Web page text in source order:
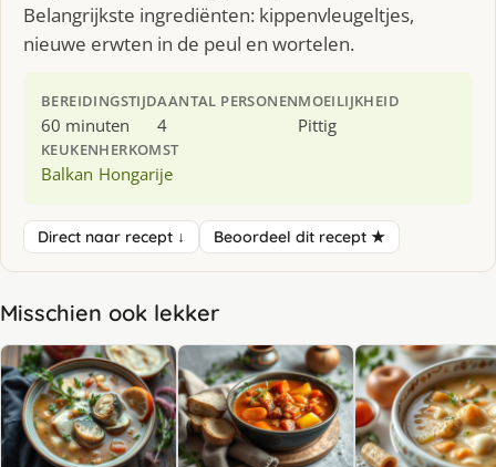
Belangrijkste ingrediënten: kippenvleugeltjes,
nieuwe erwten in de peul en wortelen.
BEREIDINGSTIJD
60 minuten
AANTAL PERSONEN
4
MOEILIJKHEID
Pittig
KEUKEN
Balkan
HERKOMST
Hongarije
Direct naar recept ↓ Beoordeel dit recept ★
Misschien ook lekker